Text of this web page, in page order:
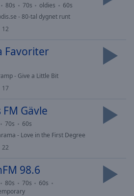
80s 70s oldies
60s
- 80-tal dygnet runt
12
Favoriter
- Give a Little Bit
17
FM Gävle
70s
60s
- Love in the First Degree
22
98.6
80s 70s
60s